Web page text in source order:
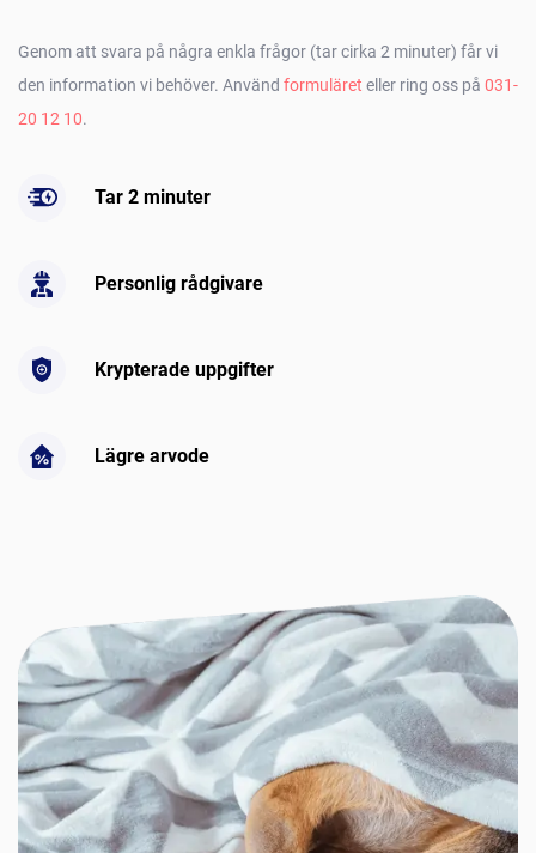
Genom att svara på några enkla frågor (tar cirka 2 minuter) får vi
den information vi behöver. Använd formuläret eller ring oss på 031-
20 12 10.
Tar 2 minuter
Personlig rådgivare
Krypterade uppgifter
Lägre arvode